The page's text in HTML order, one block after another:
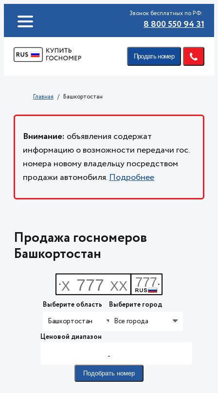
Звонок бесплатных по РФ:
8 800 550 94 31
Продать номер
Главная Башкортостан
Внимание: объявления содержат
информацию о возможности передачи гос.
номера новому владельцу посредством
продажи автомобиля.Подробнее
Продажа госномеров
Башкортостан
Выберите область
Башкортостан
Выберите город
Все города
Ценовой диапазон
-
Подобрать номер